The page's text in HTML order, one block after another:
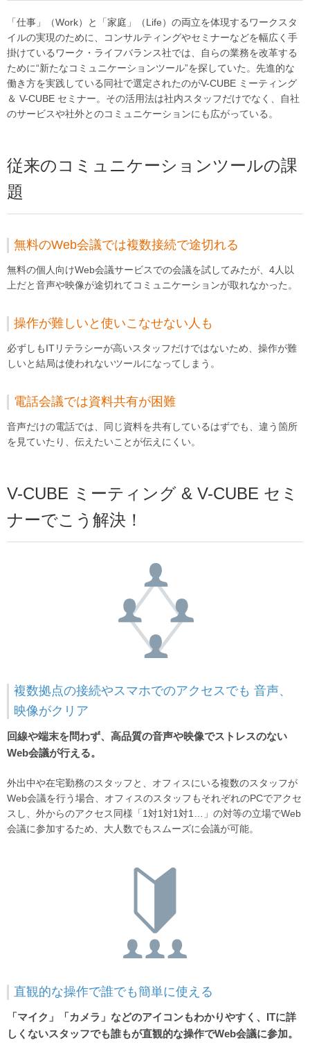
「仕事」（Work）と「家庭」（Life）の両立を体現するワークスタ
イルの実現のために、コンサルティングやセミナーなどを幅広く手
掛けているワーク・ライフバランス社では、自らの業務を改革する
ために“新たなコミュニケーションツール”を探していた。先進的な
働き方を実践している同社で選定されたのがV-CUBE ミーティング
＆ V-CUBE セミナー。その活用法は社内スタッフだけでなく、自社
のサービスや社外とのコミュニケーションにも広がっている。
従来のコミュニケーションツールの課
題
無料のWeb会議では複数接続で途切れる
無料の個人向けWeb会議サービスでの会議を試してみたが、4人以
上だと音声や映像が途切れてコミュニケーションが取れなかった。
操作が難しいと使いこなせない人も
必ずしもITリテラシーが高いスタッフだけではないため、操作が難
しいと結局は使われないツールになってしまう。
電話会議では資料共有が困難
音声だけの電話では、同じ資料を共有しているはずでも、違う箇所
を見ていたり、伝えたいことが伝えにくい。
V-CUBE ミーティング & V-CUBE セミ
ナーでこう解決！
複数拠点の接続やスマホでのアクセスでも 音声、
映像がクリア
回線や端末を問わず、高品質の音声や映像でストレスのない
Web会議が行える。
外出中や在宅勤務のスタッフと、オフィスにいる複数のスタッフが
Web会議を行う場合、オフィスのスタッフもそれぞれのPCでアクセ
スし、外からのアクセス同様「1対1対1対1…」の対等の立場でWeb
会議に参加するため、大人数でもスムーズに会議が可能。
直観的な操作で誰でも簡単に使える
「マイク」「カメラ」などのアイコンもわかりやすく、ITに詳
しくないスタッフでも誰もが直観的な操作でWeb会議に参加。